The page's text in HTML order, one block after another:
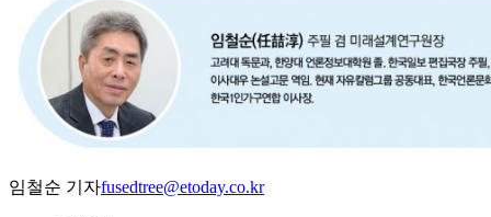
임철순 기자fusedtree@etoday.co.kr